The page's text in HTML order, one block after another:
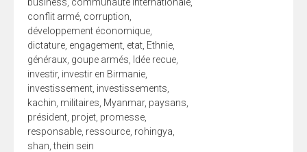
conflit armé corruption
développement économique
dictature engagement etat Ethnie
généraux goupe armés Idée recue
investir, investir en Birmanie
investissement investissements
kachin militaires Myanmar, paysans
président projet promesse
responsable ressource rohingya
shan ,thein sein